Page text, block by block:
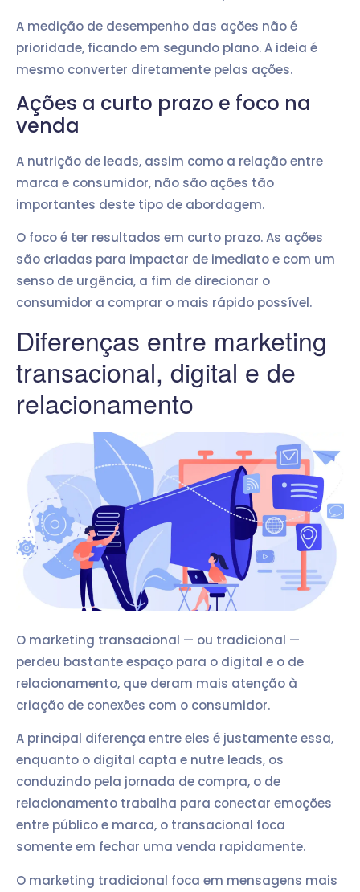
A medição de desempenho das ações não é
prioridade, ficando em segundo plano. A ideia é
mesmo converter diretamente pelas ações.
Ações a curto prazo e foco na
venda
A nutrição de leads, assim como a relação entre
marca e consumidor, não são ações tão
importantes deste tipo de abordagem.
O foco é ter resultados em curto prazo. As ações
são criadas para impactar de imediato e com um
senso de urgência, a fim de direcionar o
consumidor a comprar o mais rápido possível.
Diferenças entre marketing
transacional, digital e de
relacionamento
O marketing transacional — ou tradicional —
perdeu bastante espaço para o digital e o de
relacionamento, que deram mais atenção à
criação de conexões com o consumidor.
A principal diferença entre eles é justamente essa,
enquanto o digital capta e nutre leads, os
conduzindo pela jornada de compra, o de
relacionamento trabalha para conectar emoções
entre público e marca, o transacional foca
somente em fechar uma venda rapidamente.
O marketing tradicional foca em mensagens mais